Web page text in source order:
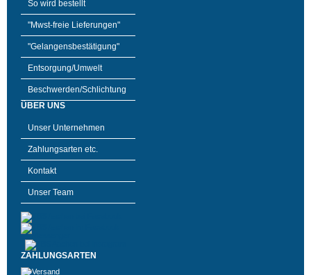
So wird bestellt
"Mwst-freie Lieferungen"
"Gelangensbestätigung"
Entsorgung/Umwelt
Beschwerden/Schlichtung
ÜBER UNS
Unser Unternehmen
Zahlungsarten etc.
Kontakt
Unser Team
ZAHLUNGSARTEN